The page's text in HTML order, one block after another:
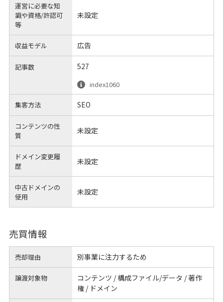
運営に必要な知
識や資格/許認可
等
未設定
収益モデル 広告
記事数 527
index1060
集客方法 SEO
コンテンツの性
質
未設定
ドメイン変更履
歴
未設定
中古ドメインの
使用
未設定
売買情報
売却理由 別事業に注力するため
譲渡対象物
コンテンツ / 構成ファイル/データ / 著作
権 / ドメイン